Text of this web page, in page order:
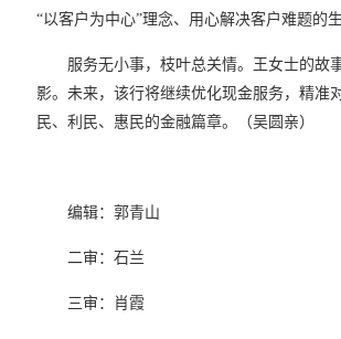
“以客户为中心”理念、用心解决客户难题的生
服务无小事，枝叶总关情。王女士的故
影。未来，该行将继续优化现金服务，精准
民、利民、惠民的金融篇章。（吴圆亲）
编辑：郭青山
二审：石兰
三审：肖霞